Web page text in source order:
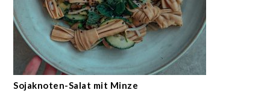
Sojaknoten-Salat mit Minze